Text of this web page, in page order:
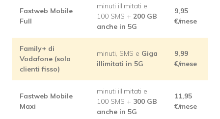
Fastweb Mobile
Full
minuti illimitati e
100 SMS + 200 GB
anche in 5G
9,95
€/mese
Family+ di
Vodafone (solo
clienti fisso)
minuti, SMS e Giga
illimitati in 5G
9,99
€/mese
Fastweb Mobile
Maxi
minuti illimitati e
100 SMS + 300 GB
anche in 5G
11,95
€/mese